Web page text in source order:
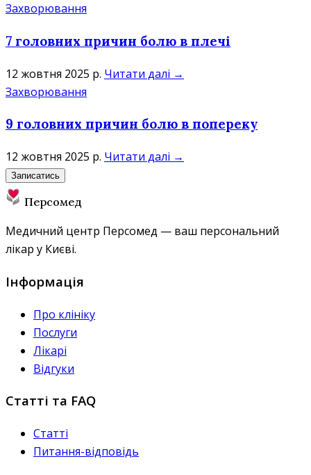
Захворювання
7 головних причин болю в плечі
12 жовтня 2025 р. Читати далі →
Захворювання
9 головних причин болю в попереку
12 жовтня 2025 р. Читати далі →
Записатись
Персомед
Медичний центр Персомед — ваш персональний
лікар у Києві.
Інформація
Про клініку
Послуги
Лікарі
Відгуки
Статті та FAQ
Статті
Питання-відповідь